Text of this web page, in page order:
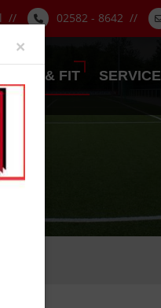
// 02582 - 8642 //
& FIT SERVICE
×